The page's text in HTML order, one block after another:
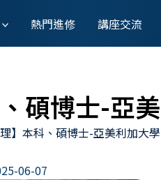
熱門進修 講座交流
碩博士-亞
】本科、碩博士-亞美利加大學
06-07